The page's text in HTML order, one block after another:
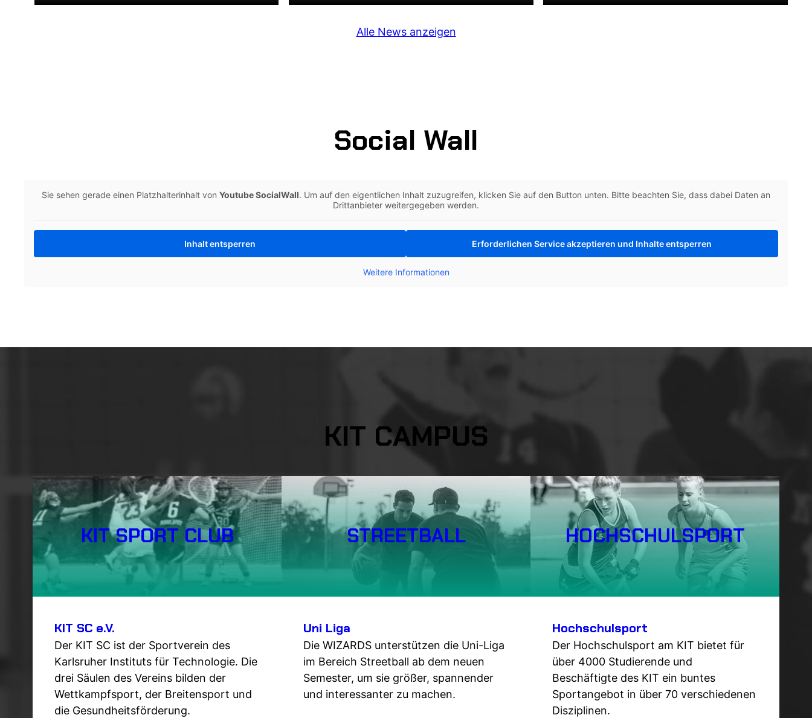
Alle News anzeigen
Social Wall
Sie sehen gerade einen Platzhalterinhalt von Youtube SocialWall. Um auf den eigentlichen Inhalt zuzugreifen, klicken Sie auf den Button unten. Bitte beachten Sie, dass dabei Daten an
Drittanbieter weitergegeben werden.
Inhalt entsperren Erforderlichen Service akzeptieren und Inhalte entsperren
Weitere Informationen
KIT CAMPUS
KIT SPORT CLUB
KIT SC e.V.
Der KIT SC ist der Sportverein des
Karlsruher Instituts für Technologie. Die
drei Säulen des Vereins bilden der
Wettkampfsport, der Breitensport und
die Gesundheitsförderung.
STREETBALL
Uni Liga
Die WIZARDS unterstützen die Uni-Liga
im Bereich Streetball ab dem neuen
Semester, um sie größer, spannender
und interessanter zu machen.
HOCHSCHULSPORT
Hochschulsport
Der Hochschulsport am KIT bietet für
über 4000 Studierende und
Beschäftigte des KIT ein buntes
Sportangebot in über 70 verschiedenen
Disziplinen.